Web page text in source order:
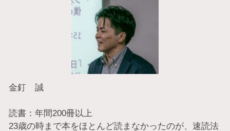
金釘 誠
読書：年間200冊以上
23歳の時まで本をほとんど読まなかったのが、速読法